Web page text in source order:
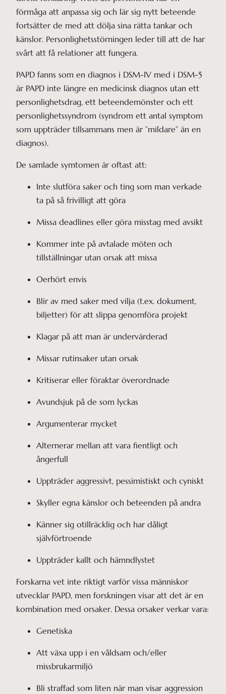
förmåga att anpassa sig och lär sig nytt beteende
fortsätter de med att dölja sina rätta tankar och
känslor. Personlighetsstörningen leder till att de har
svårt att få relationer att fungera.
PAPD fanns som en diagnos i DSM-IV med i DSM-5
är PAPD inte längre en medicinsk diagnos utan ett
personlighetsdrag, ett beteendemönster och ett
personlighetssyndrom (syndrom ett antal symptom
som uppträder tillsammans men är ”mildare” än en
diagnos).
De samlade symtomen är oftast att:
Inte slutföra saker och ting som man verkade
ta på så frivilligt att göra
Missa deadlines eller göra misstag med avsikt
Kommer inte på avtalade möten och
tillställningar utan orsak att missa
Oerhört envis
Blir av med saker med vilja (t.ex. dokument,
biljetter) för att slippa genomföra projekt
Klagar på att man är undervärderad
Missar rutinsaker utan orsak
Kritiserar eller föraktar överordnade
Avundsjuk på de som lyckas
Argumenterar mycket
Alternerar mellan att vara fientligt och
ångerfull
Uppträder aggressivt, pessimistiskt och cyniskt
Skyller egna känslor och beteenden på andra
Känner sig otillräcklig och har dåligt
självförtroende
Uppträder kallt och hämndlystet
Forskarna vet inte riktigt varför vissa människor
utvecklar PAPD, men forskningen visar att det är en
kombination med orsaker. Dessa orsaker verkar vara:
Genetiska
Att växa upp i en våldsam och/eller
missbrukarmiljö
Bli straffad som liten när man visar aggression